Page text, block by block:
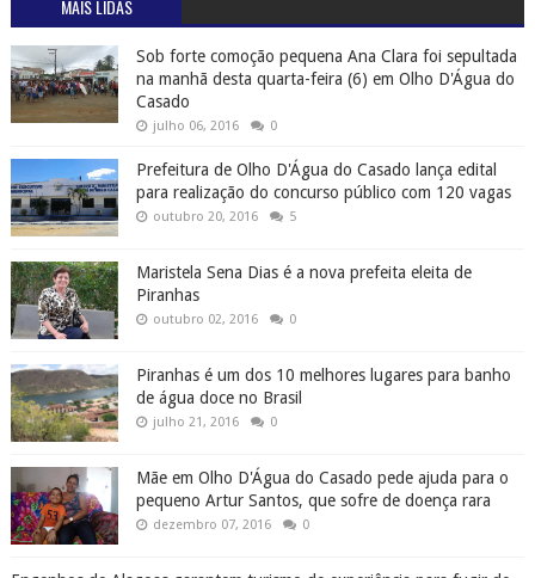
MAIS LIDAS
Sob forte comoção pequena Ana Clara foi sepultada
na manhã desta quarta-feira (6) em Olho D'Água do
Casado
julho 06, 2016 0
Prefeitura de Olho D'Água do Casado lança edital
para realização do concurso público com 120 vagas
outubro 20, 2016 5
Maristela Sena Dias é a nova prefeita eleita de
Piranhas
outubro 02, 2016 0
Piranhas é um dos 10 melhores lugares para banho
de água doce no Brasil
julho 21, 2016 0
Mãe em Olho D'Água do Casado pede ajuda para o
pequeno Artur Santos, que sofre de doença rara
dezembro 07, 2016 0